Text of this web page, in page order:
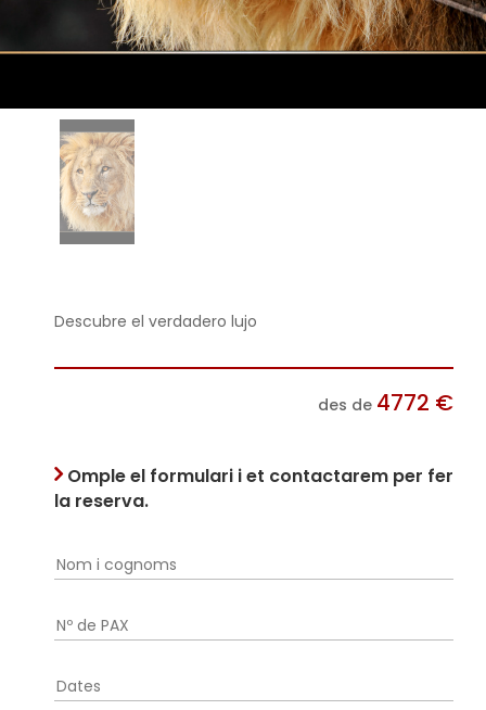
Descubre el verdadero lujo
des de 4772 €
Omple el formulari i et contactarem per fer
la reserva.